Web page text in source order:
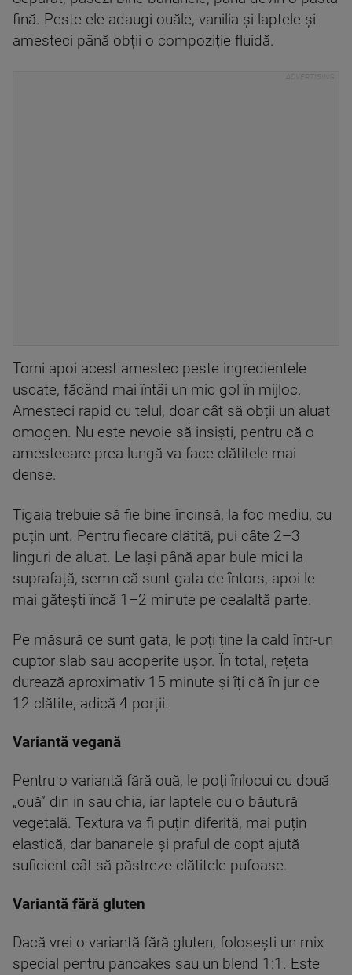
fină. Peste ele adaugi ouăle, vanilia și laptele și
amesteci până obții o compoziție fluidă.
Torni apoi acest amestec peste ingredientele
uscate, făcând mai întâi un mic gol în mijloc.
Amesteci rapid cu telul, doar cât să obții un aluat
omogen. Nu este nevoie să insiști, pentru că o
amestecare prea lungă va face clătitele mai
dense.
Tigaia trebuie să fie bine încinsă, la foc mediu, cu
puțin unt. Pentru fiecare clătită, pui câte 2–3
linguri de aluat. Le lași până apar bule mici la
suprafață, semn că sunt gata de întors, apoi le
mai gătești încă 1–2 minute pe cealaltă parte.
Pe măsură ce sunt gata, le poți ține la cald într-un
cuptor slab sau acoperite ușor. În total, rețeta
durează aproximativ 15 minute și îți dă în jur de
12 clătite, adică 4 porții.
Variantă vegană
Pentru o variantă fără ouă, le poți înlocui cu două
„ouă” din in sau chia, iar laptele cu o băutură
vegetală. Textura va fi puțin diferită, mai puțin
elastică, dar bananele și praful de copt ajută
suficient cât să păstreze clătitele pufoase.
Variantă fără gluten
Dacă vrei o variantă fără gluten, folosești un mix
special pentru pancakes sau un blend 1:1. Este